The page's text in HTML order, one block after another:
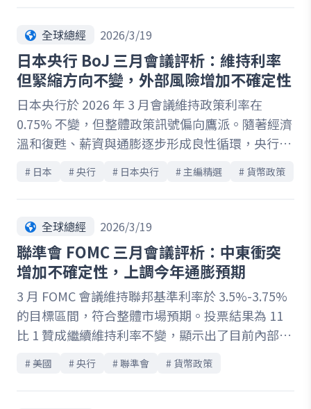
呈現明顯分化，潛在風險逐步累積。在此背景下，
價邏輯亦面臨重塑。本文將帶你拆解紀要關鍵訊
號，掌握政策與市場的下一步方向。
全球總經 2026/3/19
日本央行 BoJ 三月會議評析：維持利率
但緊縮方向不變，外部風險增加不確定性
日本央行於 2026 年 3 月會議維持政策利率在
0.75% 不變，但整體政策訊號偏向鷹派。隨著經濟
溫和復甦、薪資與通膨逐步形成良性循環，央行明
確保留升息空間，並對未來物價上行風險保持警
覺。同時，地緣政治與油價波動加劇，使決策內部
的發言進一步強化市場對短期升息的預期，四月行
於轉折關鍵，未來升息節奏與外部風險如何交織，
將成為市場關注焦點。
# 日本 # 央行 # 日本央行 # 主編精選 # 貨幣政策
全球總經 2026/3/19
聯準會 FOMC 三月會議評析：中東衝突
增加不確定性，上調今年通膨預期
3 月 FOMC 會議維持聯邦基準利率於 3.5%-3.75%
的目標區間，符合整體市場預期。投票結果為 11
比 1 贊成繼續維持利率不變，顯示出了目前內部達
成共識。然而，聯準會也表明近期中東衝突對美國
經濟的影響時間與範圍充滿不確定性，未來持續觀
# 美國 # 央行 # 聯準會 # 貨幣政策